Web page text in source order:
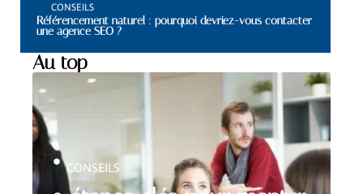
CONSEILS
Référencement naturel : pourquoi devriez-vous contacter
une agence SEO ?
Au top
CONSEILS